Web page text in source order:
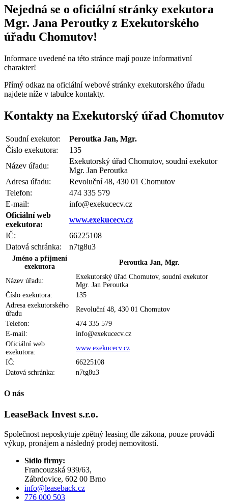
Nejedná se o oficiální stránky exekutora
Mgr. Jana Peroutky z Exekutorského
úřadu Chomutov!
Informace uvedené na této stránce mají pouze informativní
charakter!
Přímý odkaz na oficiální webové stránky exekutorského úřadu
najdete níže v tabulce kontakty.
Kontakty na Exekutorský úřad Chomutov
Soudní exekutor:
Peroutka Jan, Mgr.
Číslo exekutora:
135
Název úřadu:
Exekutorský úřad Chomutov, soudní exekutor
Mgr. Jan Peroutka
Adresa úřadu:
Revoluční 48, 430 01 Chomutov
Telefon:
474 335 579
E-mail:
info@exekucecv.cz
Oficiální web
exekutora:
www.exekucecv.cz
IČ:
66225108
Datová schránka:
n7tg8u3
Jméno a příjmení
exekutora
Peroutka Jan, Mgr.
Název úřadu:
Exekutorský úřad Chomutov, soudní exekutor
Mgr. Jan Peroutka
Číslo exekutora:
135
Adresa exekutorského
úřadu
Revoluční 48, 430 01 Chomutov
Telefon:
474 335 579
E-mail:
info@exekucecv.cz
Oficiální web
exekutora:
www.exekucecv.cz
IČ:
66225108
Datová schránka:
n7tg8u3
O nás
LeaseBack Invests.r.o.
Společnost neposkytuje zpětný leasing dle zákona, pouze provádí
výkup, pronájem a následný prodej nemovitostí.
Sídlo firmy:
Francouzská 939/63,
Zábrdovice, 602 00 Brno
info@leaseback.cz
776 000 503